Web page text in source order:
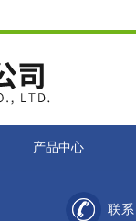
产品中心
联